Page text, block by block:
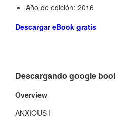
Año de edición: 2016
Descargar eBook gratis
Descargando google
Overview
ANXIOUS I